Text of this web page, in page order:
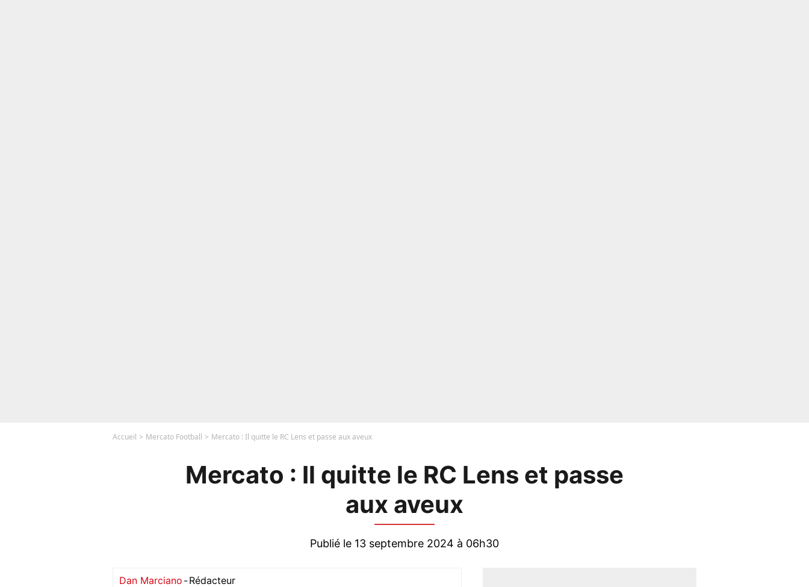
Accueil Mercato Football Mercato : Il quitte le RC Lens et passe aux aveux
Mercato : Il quitte le RC Lens et passe
aux aveux
Publié le 13 septembre 2024 à 06h30
Dan Marciano -Rédacteur